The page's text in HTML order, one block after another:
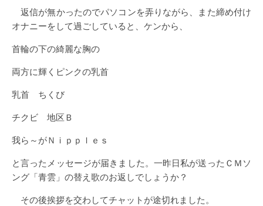
返信が無かったのでパソコンを弄りながら、また締め付け
オナニーをして過ごしていると、ケンから、
首輪の下の綺麗な胸の
両方に輝くピンクの乳首
乳首 ちくび
チクビ 地区Ｂ
我ら～がＮｉｐｐｌｅｓ
と言ったメッセージが届きました。一昨日私が送ったＣＭソ
ング「青雲」の替え歌のお返しでしょうか？
その後挨拶を交わしてチャットが途切れました。